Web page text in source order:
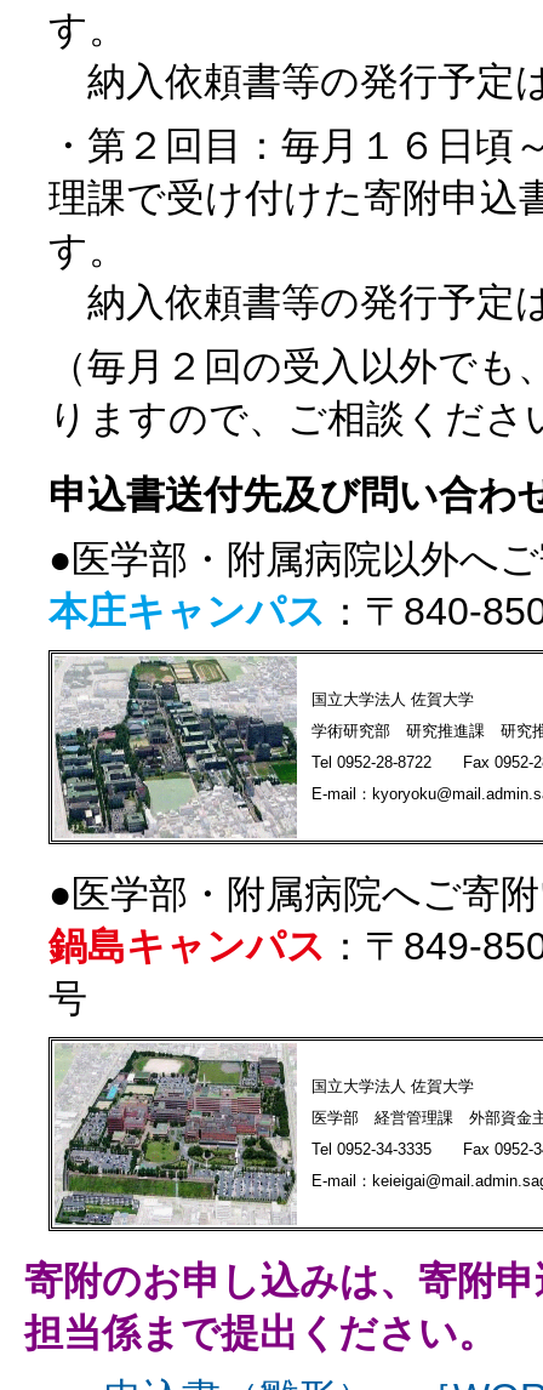
す。
納入依頼書等の発行予定
・第２回目：毎月１６日
理課で受け付けた寄附申込
す。
納入依頼書等の発行予定
（毎月２回の受入以外で
りますので、ご相談くださ
申込書送付先及び問い合わ
●医学部・附属病院以外へ
本庄キャンパス ：〒840-
国立大学法人 佐賀大学
学術研究部 研究推進課 研究
Tel 0952-28-8722 Fax 0952-
E-mail：
●医学部・附属病院へご寄
鍋島キャンパス ：〒849-
号
国立大学法人 佐賀大学
医学部 経営管理課 外部資金
Tel 0952-34-3335 Fax 0952-
E-mail：
寄附のお申し込みは、寄附
担当係まで提出ください。